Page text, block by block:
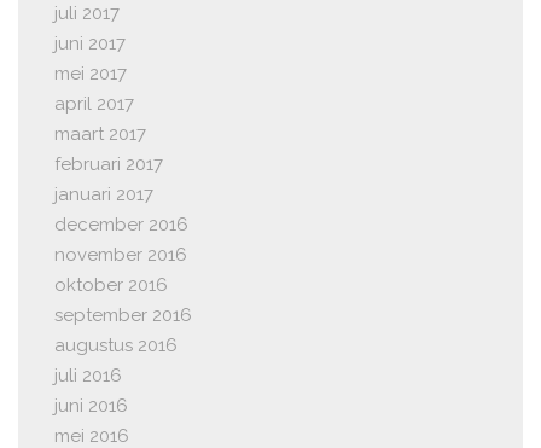
juli 2017
juni 2017
mei 2017
april 2017
maart 2017
februari 2017
januari 2017
december 2016
november 2016
oktober 2016
september 2016
augustus 2016
juli 2016
juni 2016
mei 2016